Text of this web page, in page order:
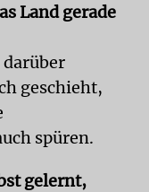
Land gerade
darüber
geschieht,
spüren.
gelernt,